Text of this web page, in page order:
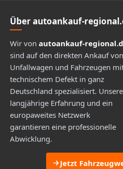
Über autoankauf-
Wir von autoankauf-
sind auf den direkten Ankauf von
Unfallwagen und Fahrzeugen
technischem Defekt in ganz
Deutschland spezialisiert. Unsere
langjährige Erfahrung und ein
europaweites Netzwerk
garantieren eine professionelle
Abwicklung.
Jetzt